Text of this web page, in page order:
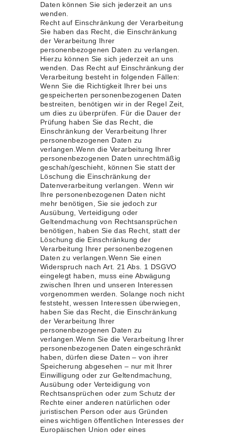
Daten können Sie sich jederzeit an uns
wenden.
Recht auf Einschränkung der Verarbeitung
Sie haben das Recht, die Einschränkung
der Verarbeitung Ihrer
personenbezogenen Daten zu verlangen.
Hierzu können Sie sich jederzeit an uns
wenden. Das Recht auf Einschränkung der
Verarbeitung besteht in folgenden Fällen:
Wenn Sie die Richtigkeit Ihrer bei uns
gespeicherten personenbezogenen Daten
bestreiten, benötigen wir in der Regel Zeit,
um dies zu überprüfen. Für die Dauer der
Prüfung haben Sie das Recht, die
Einschränkung der Verarbeitung Ihrer
personenbezogenen Daten zu
verlangen.Wenn die Verarbeitung Ihrer
personenbezogenen Daten unrechtmäßig
geschah/geschieht, können Sie statt der
Löschung die Einschränkung der
Datenverarbeitung verlangen. Wenn wir
Ihre personenbezogenen Daten nicht
mehr benötigen, Sie sie jedoch zur
Ausübung, Verteidigung oder
Geltendmachung von Rechtsansprüchen
benötigen, haben Sie das Recht, statt der
Löschung die Einschränkung der
Verarbeitung Ihrer personenbezogenen
Daten zu verlangen.Wenn Sie einen
Widerspruch nach Art. 21 Abs. 1 DSGVO
eingelegt haben, muss eine Abwägung
zwischen Ihren und unseren Interessen
vorgenommen werden. Solange noch nicht
feststeht, wessen Interessen überwiegen,
haben Sie das Recht, die Einschränkung
der Verarbeitung Ihrer
personenbezogenen Daten zu
verlangen.Wenn Sie die Verarbeitung Ihrer
personenbezogenen Daten eingeschränkt
haben, dürfen diese Daten – von ihrer
Speicherung abgesehen – nur mit Ihrer
Einwilligung oder zur Geltendmachung,
Ausübung oder Verteidigung von
Rechtsansprüchen oder zum Schutz der
Rechte einer anderen natürlichen oder
juristischen Person oder aus Gründen
eines wichtigen öffentlichen Interesses der
Europäischen Union oder eines